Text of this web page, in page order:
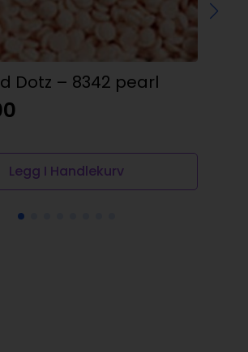
Dotz – 8342 pearl
Legg I Handlekurv